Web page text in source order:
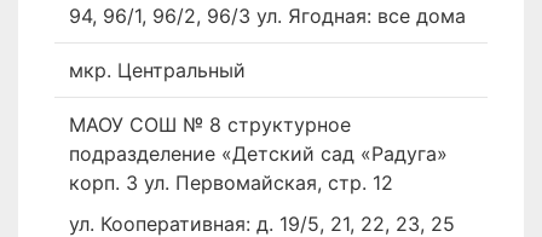
94, 96/1, 96/2, 96/3 ул. Ягодная: все дома
мкр. Центральный
МАОУ СОШ № 8 структурное
подразделение «Детский сад «Радуга»
корп. 3 ул. Первомайская, стр. 12
ул. Кооперативная: д. 19/5, 21, 22, 23, 25